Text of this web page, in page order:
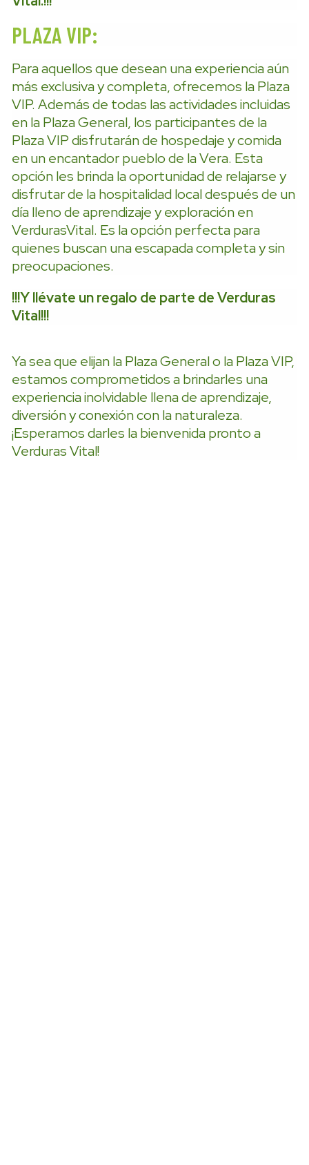
PLAZA VIP:
Para aquellos que desean una experiencia aún
más exclusiva y completa, ofrecemos la Plaza
VIP. Además de todas las actividades incluidas
en la Plaza General, los participantes de la
Plaza VIP disfrutarán de hospedaje y comida
en un encantador pueblo de la Vera. Esta
opción les brinda la oportunidad de relajarse y
disfrutar de la hospitalidad local después de un
día lleno de aprendizaje y exploración en
VerdurasVital. Es la opción perfecta para
quienes buscan una escapada completa y sin
preocupaciones.
!!!Y llévate un regalo de parte de Verduras
Vital!!!
Ya sea que elijan la Plaza General o la Plaza VIP,
estamos comprometidos a brindarles una
experiencia inolvidable llena de aprendizaje,
diversión y conexión con la naturaleza.
¡Esperamos darles la bienvenida pronto a
Verduras Vital!